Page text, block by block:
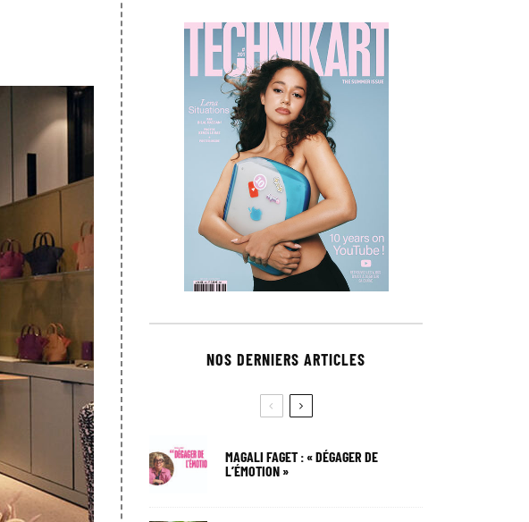
NOS DERNIERS ARTICLES
MAGALI FAGET : « DÉGAGER DE
L’ÉMOTION »